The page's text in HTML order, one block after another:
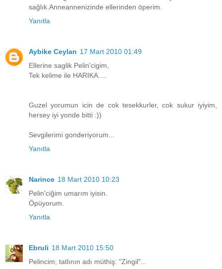
sağlık.Anneannenizinde ellerinden öperim.
Yanıtla
Aybike Ceylan 17 Mart 2010 01:49
Ellerine saglik Pelin'cigim,
Tek kelime ile HARIKA....
Guzel yorumun icin de cok tesekkurler, cok sukur iyiyim,
hersey iyi yonde bitti :))
Sevgilerimi gonderiyorum...
Yanıtla
Narince 18 Mart 2010 10:23
Pelin'ciğim umarım iyisin.
Öpüyorum.
Yanıtla
Ebruli 18 Mart 2010 15:50
Pelincim; tatlının adı müthiş: "Zingil"...